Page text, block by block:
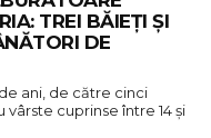
TREI BĂIEȚI ȘI
DE
ani, de către cinci
cuprinse între 14 şi